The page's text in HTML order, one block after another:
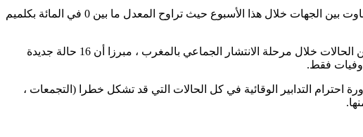
وتابع أن معدل الإيجابية الأسبوعي بلغ 3ر1 في المائة هذا الأسبوع مقابل 1 في المائة خلال الأسبوع الذي قبله ، مشيرا إلى تسجيل تفاوت بين الجهات خلال هذا الأسبوع حيث تراوح المعدل ما بين 0 في المائة بكلميم
من جهة أخرى ، سجل السيد المرابط أن حالات الإصابة الخطيرة الجديدة والوفيات واصلت منحاها التنازلي ، مع تسجيل أقل عدد من الحالات خلال مرحلة الانتشار الجماعي بالمغرب ، مبرزا أن 16 حالة جديدة
التدابير الوقائية في كل الحالات التي قد تشكل خطرا (التجمعات ،